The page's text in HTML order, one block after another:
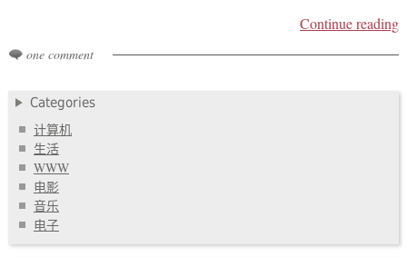
Continue reading
one comment
Categories
计算机
生活
WWW
电影
音乐
电子